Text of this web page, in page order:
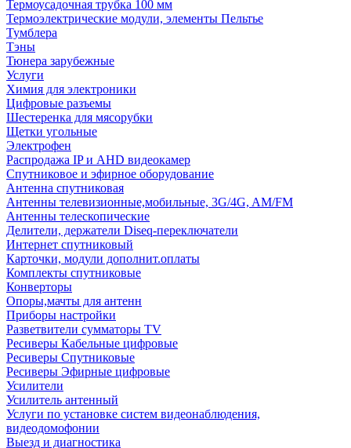
Термоусадочная трубка 100 мм
Термоэлектрические модули, элементы Пельтье
Тумблера
Тэны
Тюнера зарубежные
Услуги
Химия для электроники
Цифровые разъемы
Шестеренка для мясорубки
Щетки угольные
Электрофен
Распродажа IP и AHD видеокамер
Спутниковое и эфирное оборудование
Антенна спутниковая
Антенны телевизионные,мобильные, 3G/4G, AM/FM
Антенны телескопические
Делители, держатели Diseq-переключатели
Интернет спутниковый
Карточки, модули дополнит.оплаты
Комплекты спутниковые
Конверторы
Опоры,мачты для антенн
Приборы настройки
Разветвители сумматоры TV
Ресиверы Кабельные цифровые
Ресиверы Спутниковые
Ресиверы Эфирные цифровые
Усилители
Усилитель антенный
Услуги по установке систем видеонаблюдения,
видеодомофонии
Выезд и диагностика